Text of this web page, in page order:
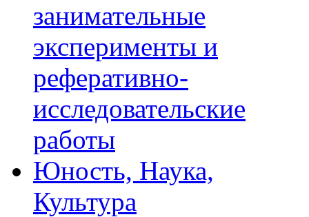
занимательные
эксперименты и
реферативно-
исследовательские
работы
Юность, Наука,
Культура